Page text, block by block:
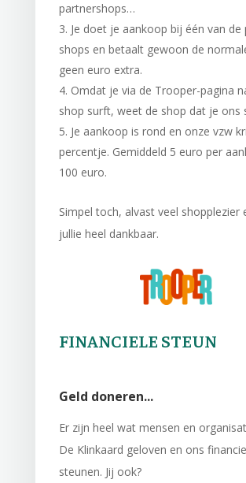
partnershops…
Je doet je aankoop bij één van de
shops en betaalt gewoon de
geen euro extra.
Omdat je via de Trooper-pagina
shop surft, weet de shop dat je ons
Je aankoop is rond en onze vzw
percentje. Gemiddeld 5 euro per
100 euro.
Simpel toch, alvast veel shopplezier
jullie heel dankbaar.
FINANCIELE STEUN
Geld doneren...
Er zijn heel wat mensen en
De Klinkaard geloven en ons
steunen. Jij ook?